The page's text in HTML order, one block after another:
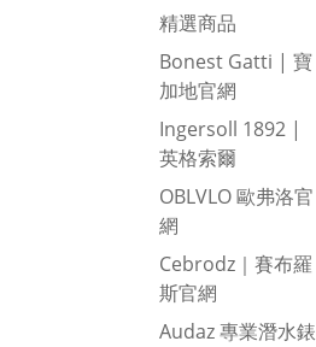
精選商品
Bonest Gatti | 寶
加地官網
Ingersoll 1892 |
英格索爾
OBLVLO 歐弗洛官
網
Cebrodz｜賽布羅
斯官網
Audaz 專業潛水錶